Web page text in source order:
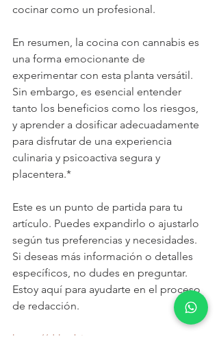
cocinar como un profesional.
En resumen, la cocina con cannabis es
una forma emocionante de
experimentar con esta planta versátil.
Sin embargo, es esencial entender
tanto los beneficios como los riesgos,
y aprender a dosificar adecuadamente
para disfrutar de una experiencia
culinaria y psicoactiva segura y
placentera.*
Este es un punto de partida para tu
artículo. Puedes expandirlo o ajustarlo
según tus preferencias y necesidades.
Si deseas más información o detalles
específicos, no dudes en preguntar.
Estoy aquí para ayudarte en el proceso
de redacción.
https://drherbis.com